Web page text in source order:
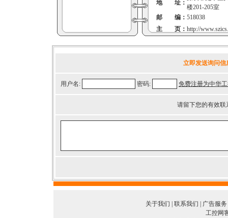
地 址：
楼201-205室
邮 编： 518038
主 页： http://
立即发送询问信
用户名: 密码: 免费注册为中华
请留下您的有效
关于我们 联系我们 广告服务
工控网